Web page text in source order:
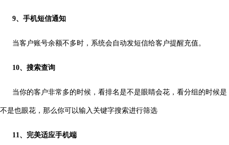
9、手机短信通知
当客户账号余额不多时，系统会自动发短信给客户提醒充值。
10、搜索查询
当你的客户非常多的时候，看排名是不是眼睛会花，看分组的时候是
不是也眼花，那么你可以输入关键字搜索进行筛选
11、完美适应手机端